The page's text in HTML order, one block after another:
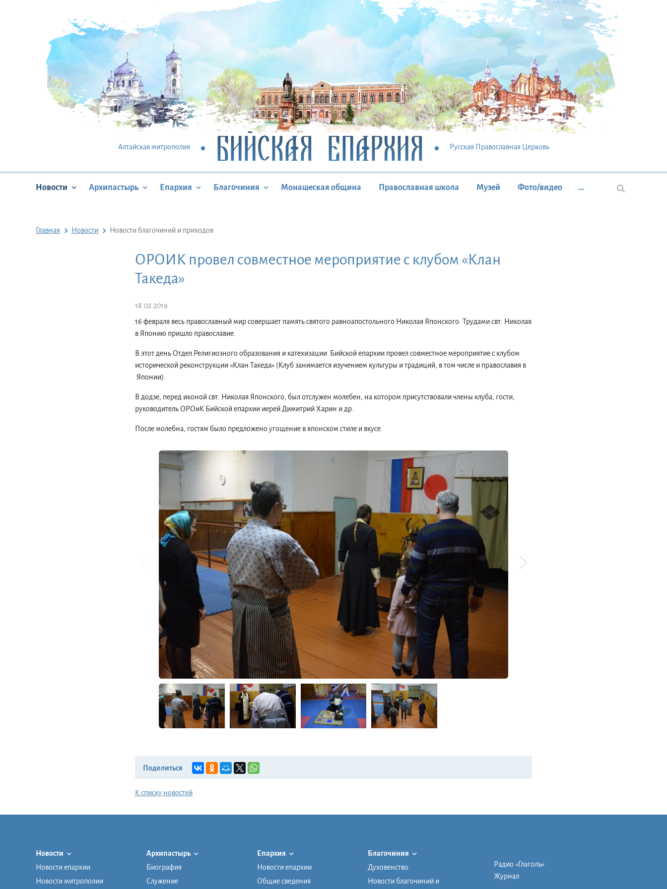
Алтайская митрополия БИЙСКАЯ ЕПАРХИЯ Русская Православная Церковь
Новости Архипастырь Епархия Благочиния Монашеская община Православная школа Музей Фото/видео ...
Главная Новости Новости благочиний и приходов
ОРОИК провел совместное мероприятие с клубом «Клан
Такеда»
18.02.2019
16 февраля весь православный мир совершает память святого равноапостольного Николая Японского. Трудами свт. Николая
в Японию пришло православие.
В этот день Отдел Религиозного образования и катехизации Бийской епархии провел совместное мероприятие с клубом
исторической реконструкции «Клан Такеда» (Клуб занимается изучением культуры и традиций, в том числе и православия в
Японии).
В додзе, перед иконой свт. Николая Японского, был отслужен молебен, на котором присутствовали члены клуба, гости,
руководитель ОРОиК Бийской епархии иерей Димитрий Харин и др.
После молебна, гостям было предложено угощение в японском стиле и вкусе.
Поделиться
К списку новостей
Новости
Новости епархии
Новости митрополии
Архипастырь
Биография
Служение
Епархия
Новости епархии
Общие сведения
Благочиния
Духовенство
Новости благочиний и
Радио «Глаголъ»
Журнал